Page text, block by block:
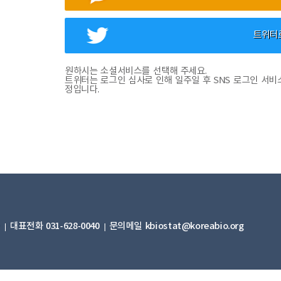
트위터
원하시는 소셜서비스를 선택해 주세요.
트위터는 로그인 심사로 인해 일주일 후 SNS 로그인 서비
정입니다.
대표전화 031-628-0040
문의메일 kbiostat@koreabio.org